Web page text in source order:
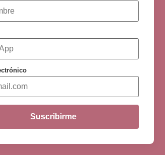
Suscribirme